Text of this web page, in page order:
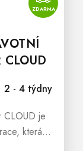
ZDARMA
CLOUD
2 - 4 týdny
CLOUD je
která